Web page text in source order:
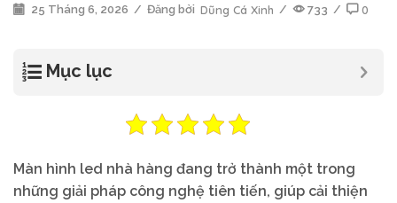
25 Tháng 6, 2026 / Đăng bởi Dũng Cá Xinh / 733 / 0
Mục lục
Màn hình led nhà hàng đang trở thành một trong
những giải pháp công nghệ tiên tiến, giúp cải thiện